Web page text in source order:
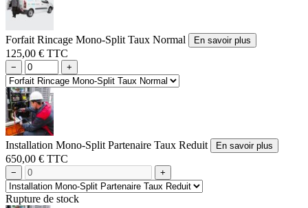
Forfait Rincage Mono-Split Taux Normal En savoir plus
125,00 € TTC
− +
Installation Mono-Split Partenaire Taux Reduit En savoir plus
650,00 € TTC
− +
Rupture de stock